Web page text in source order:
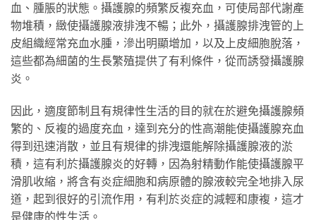
血、腫脹的狀態。攝護腺的頻繁反複充血，可使局部代謝產
物堆積，緻使攝護腺液排洩不暢；此外，攝護腺排洩管的上
皮組織經常充血水腫，滲出明顯增加，以及上皮細胞脫落，
這些都為細菌的生長繁殖提供了有利條件，從而誘發攝護腺
炎。
因此，適度節制且有規律性生活的目的就在於避免攝護腺頻
繁的、反複的過度充血，達到充分的性高潮能使攝護腺充血
得到迅速消散，並且有規律的排洩還能解除攝護腺液的淤
積，這有利於攝護腺炎的好轉，因為射精動作能使攝護腺平
滑肌收縮，將含有炎症細胞和病原體的腺液較完全地排入尿
道，起到很好的引流作用，有利於炎症的減輕和康複，這才
是健康的性生活。